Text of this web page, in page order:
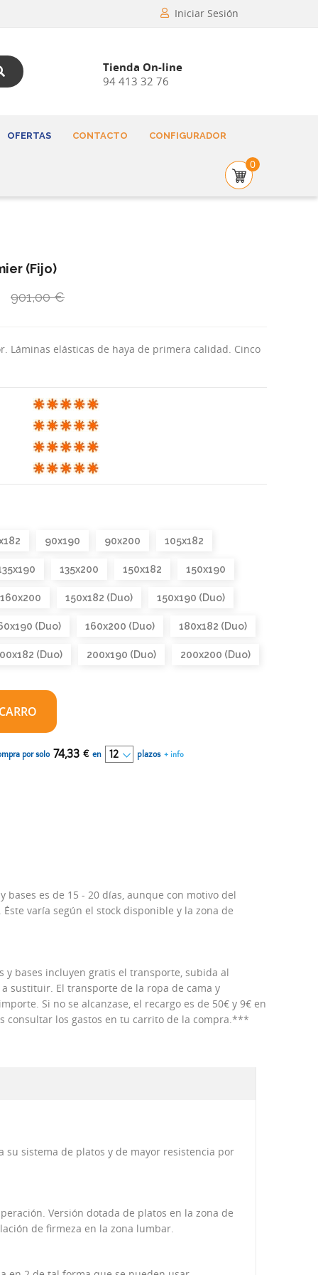
Iniciar Sesión
Tienda On-line
94 413 32 76
OFERTAS CONTACTO CONFIGURADOR
0
(Fijo)
901,00 €
Láminas elásticas de haya de primera calidad. Cinco
90x190 90x200 105x182
135x200 150x182 150x190
160x200 150x182 (Duo) 150x190 (Duo)
(Duo) 160x200 (Duo) 180x182 (Duo)
(Duo) 200x190 (Duo) 200x200 (Duo)
por solo 74,33 € en plazos + info
bases es de 15 - 20 días, aunque con motivo del
varía según el stock disponible y la zona de
y bases incluyen gratis el transporte, subida al
sustituir. El transporte de la ropa de cama y
Si no se alcanzase, el recargo es de 50€ y 9€ en
consultar los gastos en tu carrito de la compra.***
sistema de platos y de mayor resistencia por
Versión dotada de platos en la zona de
de firmeza en la zona lumbar.